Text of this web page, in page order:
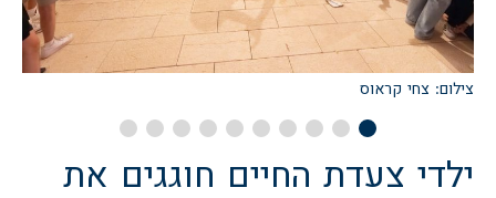
ילדי צעדת החיים חוגגים את
צילום: צחי קראוס